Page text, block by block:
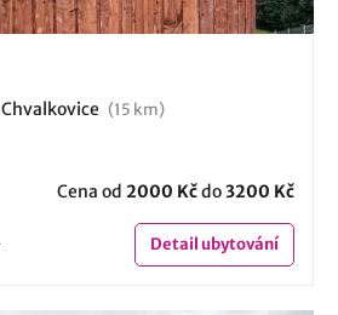
Chvalkovice (15 km)
Cena od 2000 Kčdo3200 Kč
Detailubytování